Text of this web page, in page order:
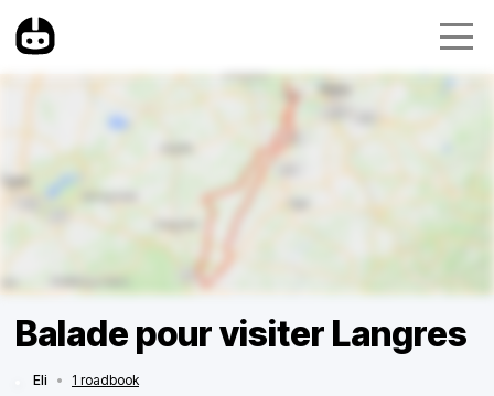
Balade pour visiter Langres
Eli • 1 roadbook